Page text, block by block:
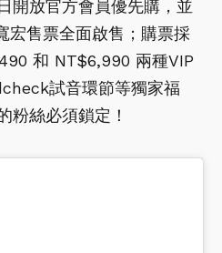
開放官方會員優先購，並
宏售票全面啟售；購票採
和 NT$6,990 兩種VIP
試音環節等獨家福
粉絲必須鎖定！